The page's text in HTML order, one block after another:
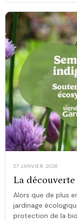
27 JANVIER, 2026
La
Alors que de plus
jardinage
protection de la